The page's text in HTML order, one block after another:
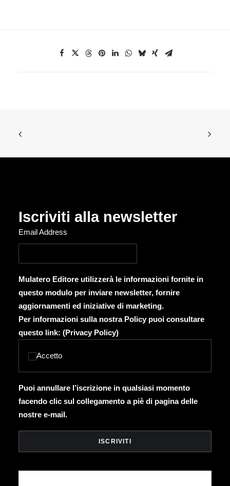
Iscriviti alla newsletter
Email Address
Mulatero Editore utilizzerà le informazioni fornite in
questo modulo per inviare newsletter, fornire
aggiornamenti ed iniziative di marketing.
Per informazioni sulla nostra Policy puoi consultare
questo link: (Privacy Policy)
Accetto
Puoi annullare l’iscrizione in qualsiasi momento
facendo clic sul collegamento a piè di pagina delle
nostre e-mail.